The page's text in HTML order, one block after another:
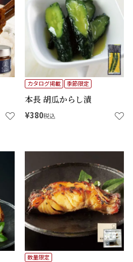
本長 胡瓜からし漬
カタログ掲載 季節限定
¥380税込
数量限定